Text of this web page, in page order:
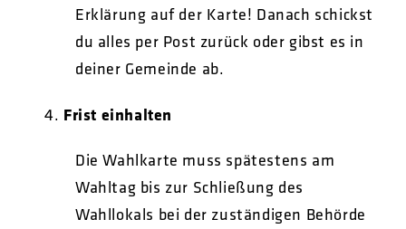
Erklärung auf der Karte! Danach schickst
du alles per Post zurück oder gibst es in
deiner Gemeinde ab.
Frist einhalten
Die Wahlkarte muss spätestens am
Wahltag bis zur Schließung des
Wahllokals bei der zuständigen Behörde